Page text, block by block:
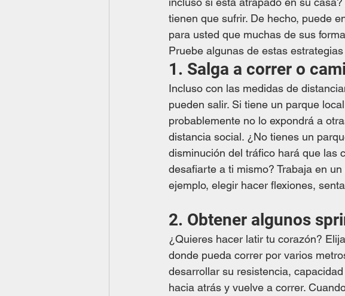
tienen que sufrir. De hecho, puede
para usted que muchas de sus
Pruebe algunas de estas
1. Salga a correr o
Incluso con las medidas de
pueden salir. Si tiene un parque
probablemente no lo expondrá a
distancia social. ¿No tienes un
disminución del tráfico hará que las
desafiarte a ti mismo? Trabaja en
ejemplo, elegir hacer flexiones,
2. Obtener algunos
¿Quieres hacer latir tu corazón?
donde pueda correr por varios
desarrollar su resistencia,
hacia atrás y vuelve a correr.